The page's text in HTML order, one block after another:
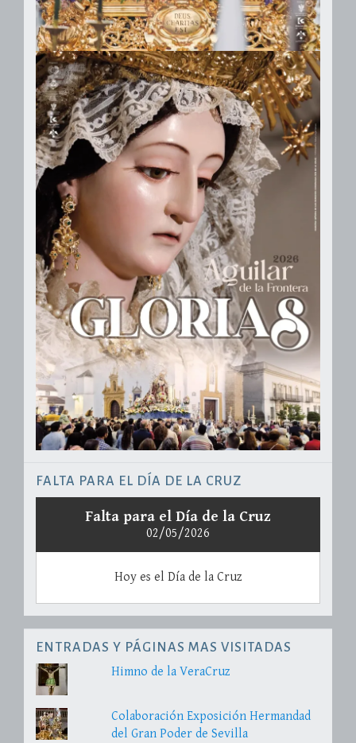
FALTA PARA EL DÍA DE LA CRUZ
Falta para el Día de la Cruz
02/05/2026
Hoy es el Día de la Cruz
ENTRADAS Y PÁGINAS MAS VISITADAS
Himno de la VeraCruz
Colaboración Exposición Hermandad
del Gran Poder de Sevilla